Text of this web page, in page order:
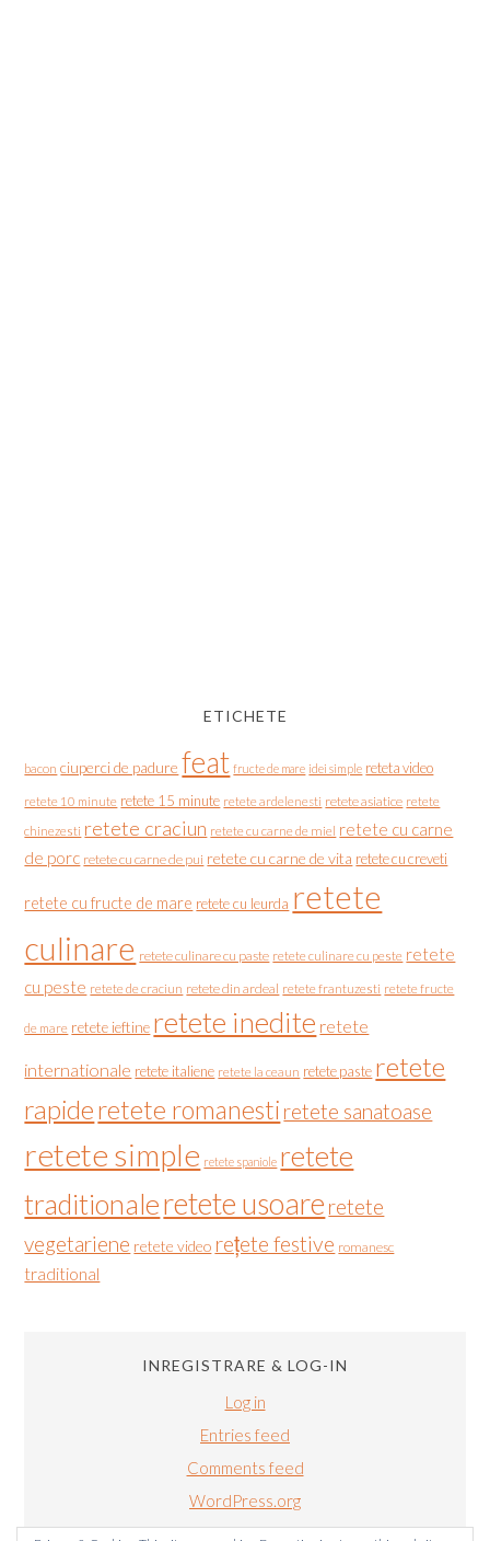
ETICHETE
bacon ciuperci de padure feat fructe de mare idei simple reteta video
retete 10 minute retete 15 minute retete ardelenesti retete asiatice retete
chinezesti retete craciun retete cu carne de miel retete cu carne
de porc retete cu carne de pui retete cu carne de vita retete cu creveti
retete cu fructe de mare retete cu leurda retete
culinare retete culinare cu paste retete culinare cu peste retete
cu peste retete de craciun retete din ardeal retete frantuzesti retete fructe
de mare retete ieftine retete inedite retete
internationale retete italiene retete la ceaun retete paste retete
rapideretete romanesti retete sanatoase
retete simple retete spaniole retete
traditionaleretete usoare retete
vegetariene retete video rețete festive romanesc
traditional
INREGISTRARE & LOG-IN
Log in
Entries feed
Comments feed
WordPress.org